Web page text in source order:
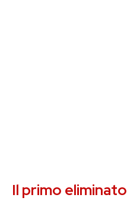
Il primo eliminato